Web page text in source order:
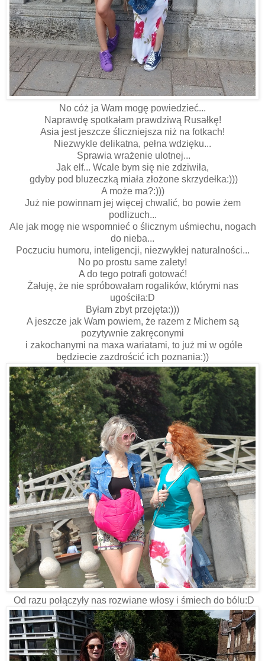
No cóż ja Wam mogę powiedzieć...
Naprawdę spotkałam prawdziwą Rusałkę!
Asia jest jeszcze śliczniejsza niż na fotkach!
Niezwykle delikatna, pełna wdzięku...
Sprawia wrażenie ulotnej...
Jak elf... Wcale bym się nie zdziwiła,
gdyby pod bluzeczką miała złożone skrzydełka:)))
A może ma?:)))
Już nie powinnam jej więcej chwalić, bo powie żem
podlizuch...
Ale jak mogę nie wspomnieć o ślicznym uśmiechu, nogach
do nieba...
Poczuciu humoru, inteligencji, niezwykłej naturalności...
No po prostu same zalety!
A do tego potrafi gotować!
Żałuję, że nie spróbowałam rogalików, którymi nas
ugościła:D
Byłam zbyt przejęta:)))
A jeszcze jak Wam powiem, że razem z Michem są
pozytywnie zakręconymi
i zakochanymi na maxa wariatami, to już mi w ogóle
będziecie zazdrościć ich poznania:))
Od razu połączyły nas rozwiane włosy i śmiech do bólu:D